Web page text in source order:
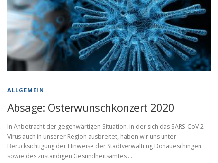
ALLGEMEIN
Absage: Osterwunschkonzert 2020
In Anbetracht der gegenwärtigen Situation, in der sich das SARS-CoV-2
Virus auch in unserer Region ausbreitet, haben wir uns unter
Berücksichtigung der Hinweise der Stadtverwaltung Donaueschingen
sowie des zuständigen Gesundheitsamtes …